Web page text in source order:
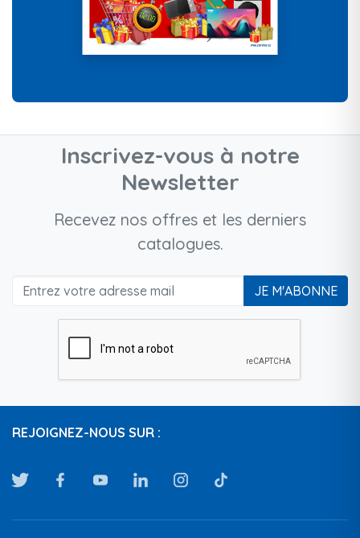
Inscrivez-vous à notre
Newsletter
Recevez nos offres et les derniers
catalogues.
JE M'ABONNE
REJOIGNEZ-NOUS SUR :